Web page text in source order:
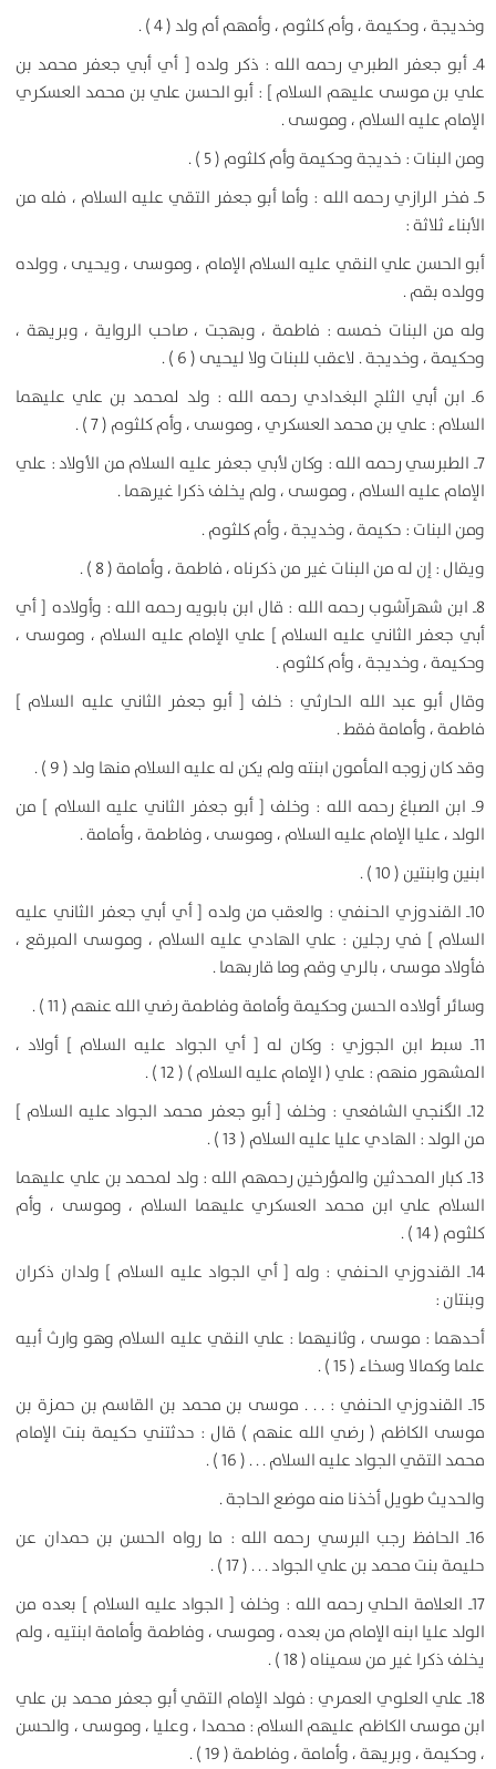
وخديجة ، وحكيمة ، وأم كلثوم ، وأمهم أم ولد ( 4 ) .
4ـ أبو جعفر الطبري رحمه الله : ذكر ولده [ أي أبي جعفر محمد بن
علي بن موسى عليهم السلام ] : أبو الحسن علي بن محمد العسكري
الإمام عليه السلام ، وموسى .
ومن البنات : خديجة وحكيمة وأم كلثوم ( 5 ) .
5ـ فخر الرازي رحمه الله : وأما أبو جعفر التقي عليه السلام ، فله من
الأبناء ثلاثة :
أبو الحسن علي النقي عليه السلام الإمام ، وموسى ، ويحيى ، وولده
وولده بقم .
وله من البنات خمسه : فاطمة ، وبهجت ، صاحب الرواية ، وبريهة ،
وحكيمة ، وخديجة . لاعقب للبنات ولا ليحيى ( 6 ) .
6ـ ابن أبي الثلج البغدادي رحمه الله : ولد لمحمد بن علي عليهما
السلام : علي بن محمد العسكري ، وموسى ، وأم كلثوم ( 7 ) .
7ـ الطبرسي رحمه الله : وكان لأبي جعفر عليه السلام من الأولاد : علي
الإمام عليه السلام ، وموسى ، ولم يخلف ذكرا غيرهما .
ومن البنات : حكيمة ، وخديجة ، وأم كلثوم .
ويقال : إن له من البنات غير من ذكرناه ، فاطمة ، وأمامة ( 8 ) .
8ـ ابن شهرآشوب رحمه الله : قال ابن بابويه رحمه الله : وأولاده [ أي
أبي جعفر الثاني عليه السلام ] علي الإمام عليه السلام ، وموسى ،
وحكيمة ، وخديجة ، وأم كلثوم .
وقال أبو عبد الله الحارثي : خلف [ أبو جعفر الثاني عليه السلام ]
فاطمة ، وأمامة فقط .
وقد كان زوجه المأمون ابنته ولم يكن له عليه السلام منها ولد ( 9 ) .
9ـ ابن الصباغ رحمه الله : وخلف [ أبو جعفر الثاني عليه السلام ] من
الولد ، عليا الإمام عليه السلام ، وموسى ، وفاطمة ، وأمامة .
ابنين وابنتين ( 10 ) .
10ـ القندوزي الحنفي : والعقب من ولده [ أي أبي جعفر الثاني عليه
السلام ] في رجلين : علي الهادي عليه السلام ، وموسى المبرقع ،
فأولاد موسى ، بالري وقم وما قاربهما .
وسائر أولاده الحسن وحكيمة وأمامة وفاطمة رضي الله عنهم ( 11 ) .
11ـ سبط ابن الجوزي : وكان له [ أي الجواد عليه السلام ] أولاد ،
المشهور منهم : علي ( الإمام عليه السلام ) ( 12 ) .
12ـ الگنجي الشافعي : وخلف [ أبو جعفر محمد الجواد عليه السلام ]
من الولد : الهادي عليا عليه السلام ( 13 ) .
13ـ كبار المحدثين والمؤرخين رحمهم الله : ولد لمحمد بن علي عليهما
السلام علي ابن محمد العسكري عليهما السلام ، وموسى ، وأم
كلثوم ( 14 ) .
14ـ القندوزي الحنفي : وله [ أي الجواد عليه السلام ] ولدان ذكران
وبنتان :
أحدهما : موسى ، وثانيهما : علي النقي عليه السلام وهو وارث أبيه
علما وكمالا وسخاء ( 15 ) .
15ـ القندوزي الحنفي : . . . موسى بن محمد بن القاسم بن حمزة بن
موسى الكاظم ( رضي الله عنهم ) قال : حدثتني حكيمة بنت الإمام
محمد التقي الجواد عليه السلام . . . ( 16 ) .
والحديث طويل أخذنا منه موضع الحاجة .
16ـ الحافظ رجب البرسي رحمه الله : ما رواه الحسن بن حمدان عن
حليمة بنت محمد بن علي الجواد . . . ( 17 ) .
17ـ العلامة الحلي رحمه الله : وخلف [ الجواد عليه السلام ] بعده من
الولد عليا ابنه الإمام من بعده ، وموسى ، وفاطمة وأمامة ابنتيه ، ولم
يخلف ذكرا غير من سميناه ( 18 ) .
18ـ علي العلوي العمري : فولد الإمام التقي أبو جعفر محمد بن علي
ابن موسى الكاظم عليهم السلام : محمدا ، وعليا ، وموسى ، والحسن
، وحكيمة ، وبريهة ، وأمامة ، وفاطمة ( 19 ) .